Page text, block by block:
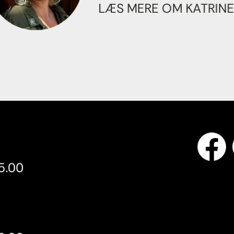
LÆS MERE OM KATRINE